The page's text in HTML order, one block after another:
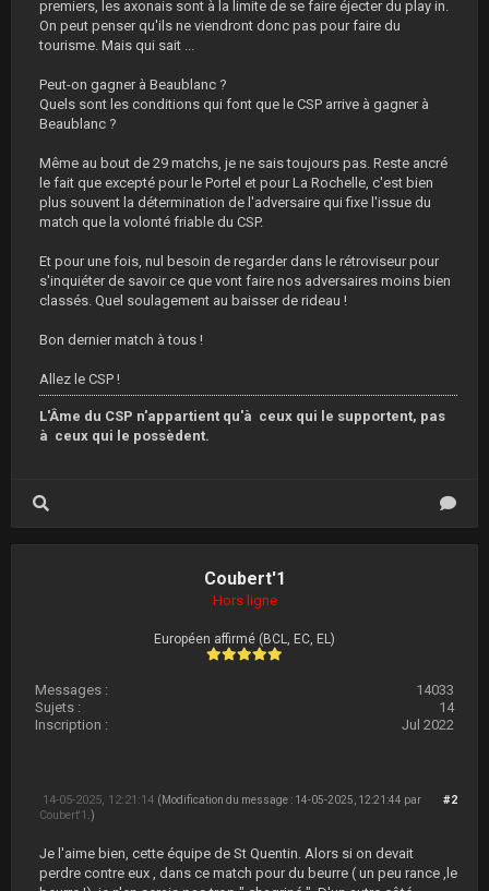
premiers, les axonais sont à la limite de se faire éjecter du play in.
On peut penser qu'ils ne viendront donc pas pour faire du
tourisme. Mais qui sait ...
Peut-on gagner à Beaublanc ?
Quels sont les conditions qui font que le CSP arrive à gagner à
Beaublanc ?
Même au bout de 29 matchs, je ne sais toujours pas. Reste ancré
le fait que excepté pour le Portel et pour La Rochelle, c'est bien
plus souvent la détermination de l'adversaire qui fixe l'issue du
match que la volonté friable du CSP.
Et pour une fois, nul besoin de regarder dans le rétroviseur pour
s'inquiéter de savoir ce que vont faire nos adversaires moins bien
classés. Quel soulagement au baisser de rideau !
Bon dernier match à tous !
Allez le CSP !
L'Âme du CSP n'appartient qu'à ceux qui le supportent, pas
à ceux qui le possèdent.
Coubert'1
Hors ligne
Européen affirmé (BCL, EC, EL)
Messages :
14033
Sujets :
14
Inscription :
Jul 2022
#2
14-05-2025, 12:21:14 (Modification du message : 14-05-2025, 12:21:44 par
Coubert'1
.)
Je l'aime bien, cette équipe de St Quentin. Alors si on devait
perdre contre eux , dans ce match pour du beurre ( un peu rance ,le